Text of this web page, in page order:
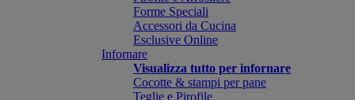
Forme Speciali
Accessori da Cucina
Esclusive Online
Infornare
Visualizza tutto per infornare
Cocotte & stampi per pane
Teglie e Pirofile